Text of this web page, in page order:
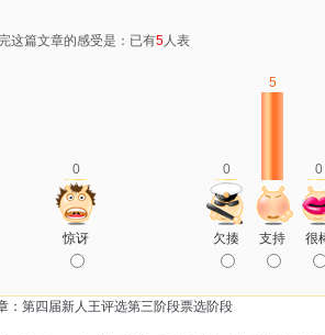
这篇文章的感受是：已有5人表
0 0
5
0
惊讶 欠揍 支持 很
： 第四届新人王评选第三阶段票选阶段